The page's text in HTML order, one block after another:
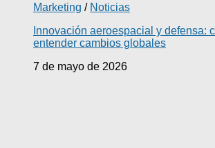
Marketing / Noticias
Innovación aeroespacial y defensa:
entender cambios globales
7 de mayo de 2026